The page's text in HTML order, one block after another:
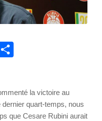
Email
la victoire au
quart-temps, nous
que Cesare Rubini aurait